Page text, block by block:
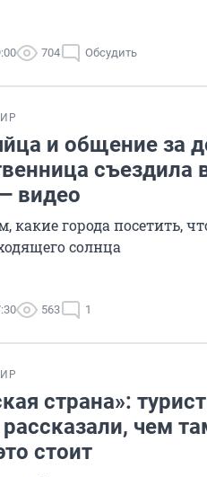
704 Обсудить
и общение за
съездила
видео
какие города посетить,
солнца
563 1
страна»:
чем
стоит